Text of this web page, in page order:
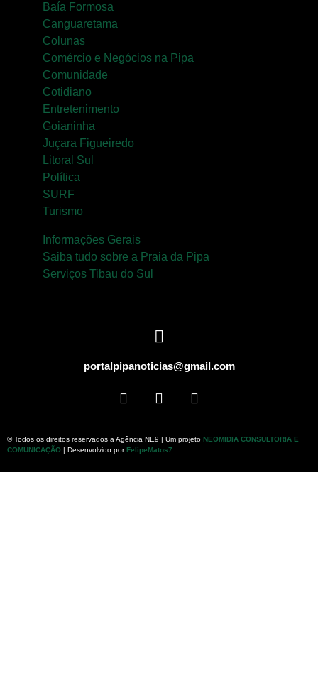
Baía Formosa
Canguaretama
Colunas
Comércio e Negócios na Pipa
Comunidade
Cotidiano
Entretenimento
Goianinha
Juçara Figueiredo
Litoral Sul
Política
SURF
Turismo
Informações Gerais
Saiba tudo sobre a Praia da Pipa
Serviços Tibau do Sul
portalpipanoticias@gmail.com
© Todos os direitos reservados a Agência NE9 | Um projeto NEOMIDIA CONSULTORIA E
COMUNICAÇÃO | Desenvolvido porFelipeMatos7